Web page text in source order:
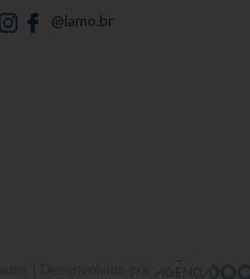
@iamo.br